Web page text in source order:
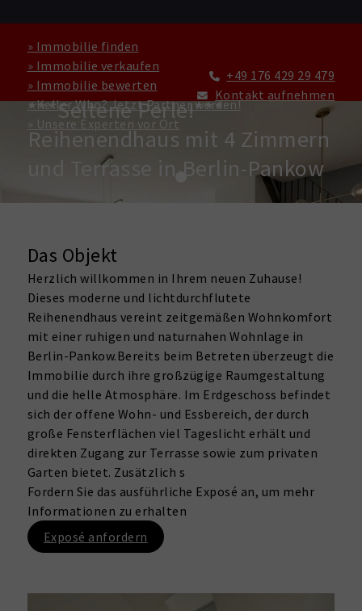
» Immobilie finden
» Immobilie verkaufen
» Immobilie bewerten
» Keller Who? Jetzt Partner werden!
» Unsere Experten vor Ort
+49 176 429 29 479
Kontakt aufnehmen
HAUS ZU KAUFEN IN BERLIN
***Seltene Perle!***
Reihenendhaus mit 4 Zimmern
und Terrasse in Berlin-Pankow
Das Objekt
Herzlich willkommen in Ihrem neuen Zuhause!
Dieses moderne und lichtdurchflutete
Reihenendhaus vereint zeitgemäßen Wohnkomfort
mit einer ruhigen und naturnahen Wohnlage in
Berlin-Pankow.Bereits beim Betreten überzeugt die
Immobilie durch ihre großzügige Raumgestaltung
und die helle Atmosphäre. Im Erdgeschoss befindet
sich der offene Wohn- und Essbereich, der durch
große Fensterflächen viel Tageslicht erhält und
direkten Zugang zur Terrasse sowie zum privaten
Garten bietet. Zusätzlich s
Fordern Sie das ausführliche Exposé an, um mehr
Informationen zu erhalten
Exposé anfordern